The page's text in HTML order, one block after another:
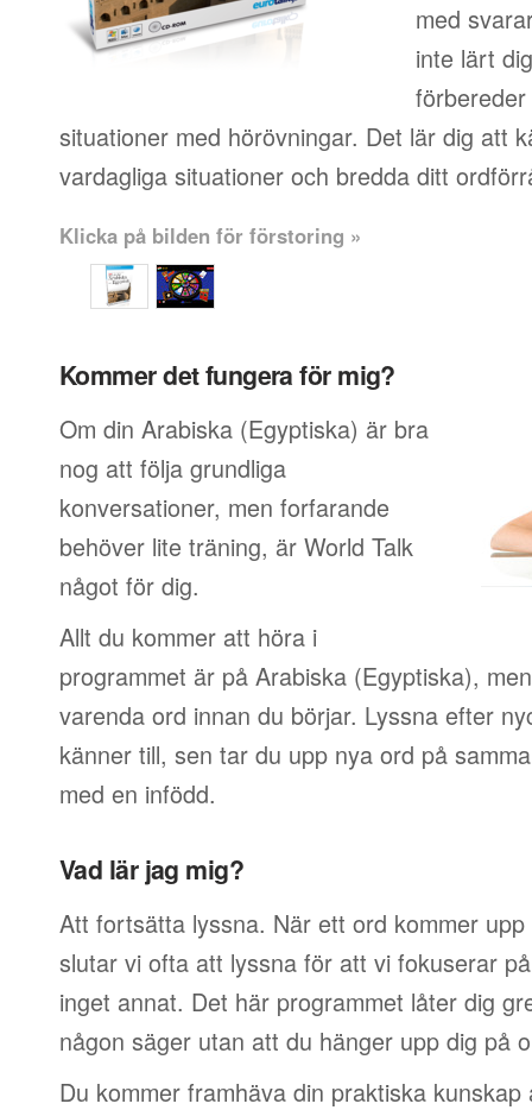
med
inte lärt
situationer med hörövningar. Det lär dig att
vardagliga situationer och bredda ditt
Klicka på bilden för förstoring »
Kommer det fungera för mig?
Om din Arabiska (Egyptiska) är bra
nog att följa grundliga
konversationer, men forfarande
behöver lite träning, är World Talk
något för dig.
Allt du kommer att höra i
programmet är på Arabiska (Egyptiska),
varenda ord innan du börjar. Lyssna efter
känner till, sen tar du upp nya ord på
med en infödd.
Vad lär jag mig?
Att fortsätta lyssna. När ett ord kommer
slutar vi ofta att lyssna för att vi fokuserar
inget annat. Det här programmet låter dig
någon säger utan att du hänger upp dig på
Du kommer framhäva din praktiska